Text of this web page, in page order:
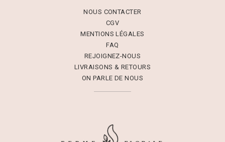
NOUS CONTACTER
CGV
MENTIONS LÉGALES
FAQ
REJOIGNEZ-NOUS
LIVRAISONS & RETOURS
ON PARLE DE NOUS